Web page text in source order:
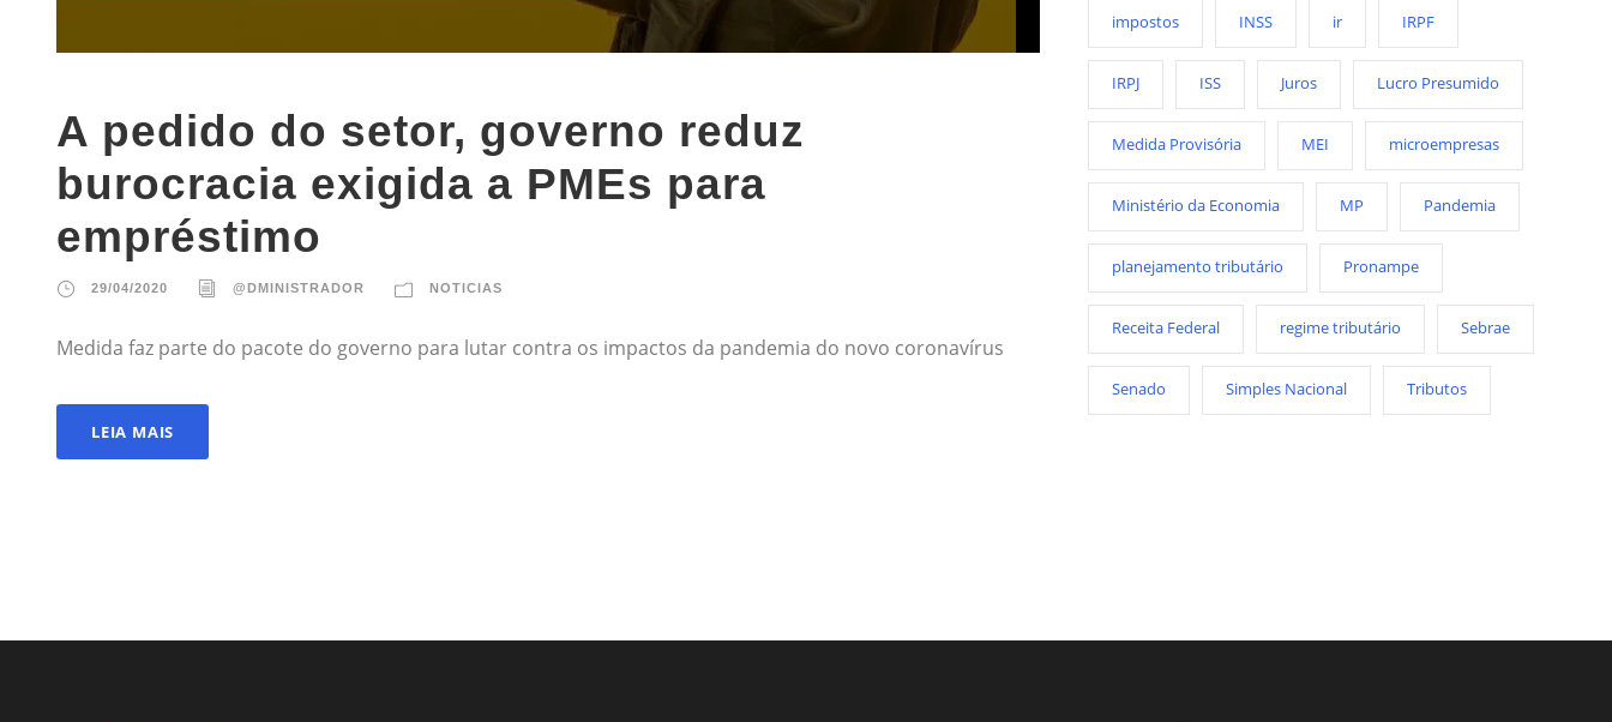
A pedido do setor, governo reduz
burocracia exigida a PMEs para
empréstimo
29/04/2020 @DMINISTRADOR NOTICIAS
Medida faz parte do pacote do governo para lutar contra os impactos da pandemia do novo coronavírus
LEIA MAIS
impostos INSS ir IRPF
IRPJ ISS Juros Lucro Presumido
Medida Provisória MEI microempresas
Ministério da Economia MP Pandemia
planejamento tributário Pronampe
Receita Federal regime tributário Sebrae
Senado Simples Nacional Tributos